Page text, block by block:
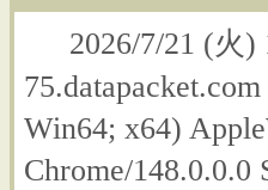
2026/7/21 (火)
Win64; x64)
Chrome/148.0.0.0